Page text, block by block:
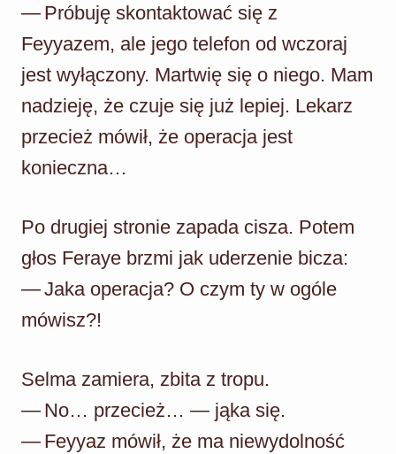
— Próbuję skontaktować się z
Feyyazem, ale jego telefon od wczoraj
jest wyłączony. Martwię się o niego. Mam
nadzieję, że czuje się już lepiej. Lekarz
przecież mówił, że operacja jest
konieczna…
Po drugiej stronie zapada cisza. Potem
głos Feraye brzmi jak uderzenie bicza:
— Jaka operacja? O czym ty w ogóle
mówisz?!
Selma zamiera, zbita z tropu.
— No… przecież… — jąka się.
— Feyyaz mówił, że ma niewydolność